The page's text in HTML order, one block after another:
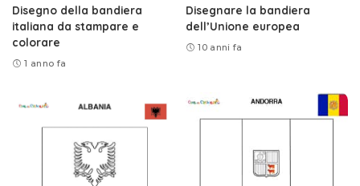
Disegno della bandiera
italiana da stampare e
colorare
1 anno fa
Disegnare la bandiera
dell’Unione europea
10 anni fa